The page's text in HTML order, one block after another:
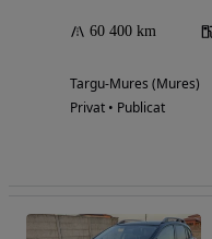
60 400 km
Targu-Mures (Mures)
Privat • Publicat